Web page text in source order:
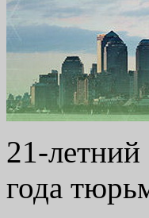
21-летний
года